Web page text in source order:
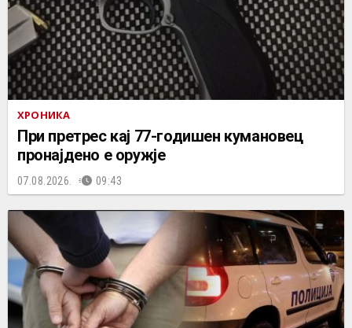
ХРОНИКА
При претрес кај 77-годишен кумановец
пронајдено е оружје
07.08.2026. 09:43